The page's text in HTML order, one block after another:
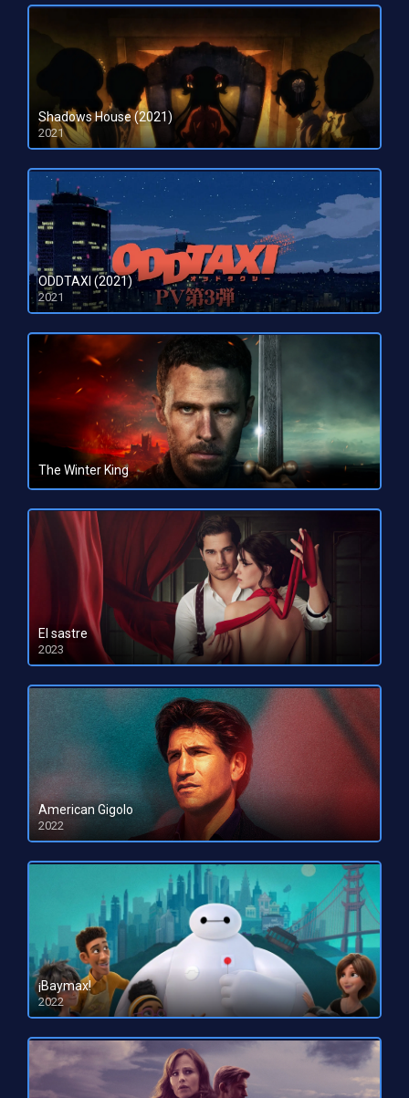
Shadows House (2021)
2021
ODDTAXI (2021)
2021
The Winter King
HD 1080pHD 720p
El sastre
2023
HD 1080pHD 720p
American Gigolo
2022
HD 1080pHD 720p
¡Baymax!
2022
HD 1080pHD 720p